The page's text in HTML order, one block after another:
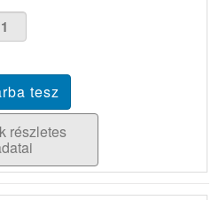
részletes